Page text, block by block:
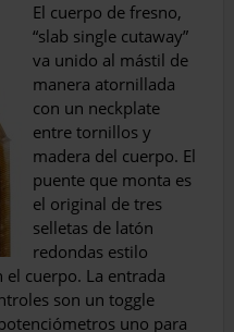
El cuerpo de fresno,
“slab single cutaway”
va unido al mástil de
manera atornillada
con un neckplate
entre tornillos y
madera del cuerpo. El
puente que monta es
el origi­nal de tres
selletas de latón
redondas estilo
el cuerpo. La entrada
son un toggle
uno para